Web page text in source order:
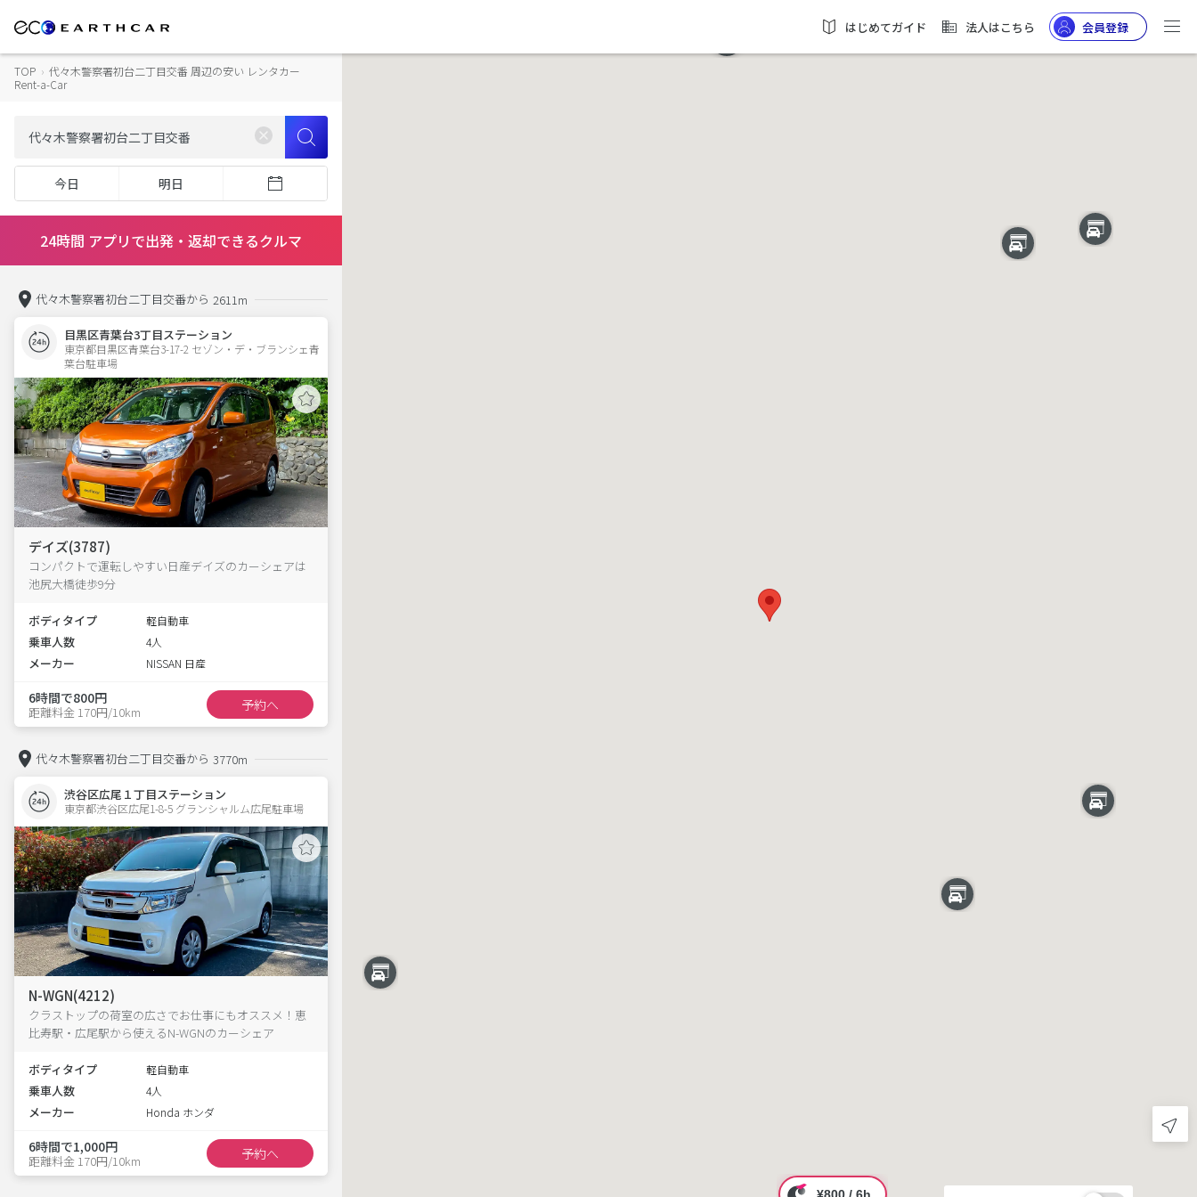
はじめてガイド 法人はこちら 会員登録
TOP › 代々木警察署初台二丁目交番 周辺の安い レンタカー
Rent-a-Car
今日 明日
24時間 アプリで出発・返却できるクルマ
代々木警察署初台二丁目交番から 2611m
目黒区青葉台3丁目ステーション
東京都目黒区青葉台3-17-2 セゾン・デ・ブランシェ青
葉台駐車場
デイズ(3787)
コンパクトで運転しやすい日産デイズのカーシェアは
池尻大橋徒歩9分
ボディタイプ 軽自動車
乗車人数 4人
メーカー NISSAN 日産
6時間で800円
距離料金 170円/10km 予約へ
代々木警察署初台二丁目交番から 3770m
渋谷区広尾１丁目ステーション
東京都渋谷区広尾1-8-5 グランシャルム広尾駐車場
N-WGN(4212)
クラストップの荷室の広さでお仕事にもオススメ！恵
比寿駅・広尾駅から使えるN-WGNのカーシェア
ボディタイプ 軽自動車
乗車人数 4人
メーカー Honda ホンダ
6時間で1,000円
距離料金 170円/10km 予約へ